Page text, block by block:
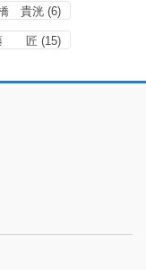
橋 貴洸 (6)
藤 匠 (15)